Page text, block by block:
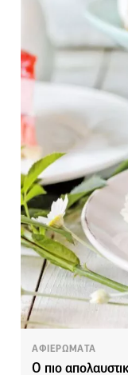
ΑΦΙΕΡΩΜΑΤΑ
Ο πιο